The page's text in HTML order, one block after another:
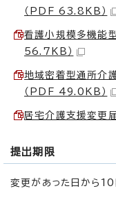
（PDF 63.8KB）
看護小規模多機能
56.7KB）
地域密着型通所介
（PDF 49.0KB）
居宅介護支援変更
提出期限
変更があった日から10